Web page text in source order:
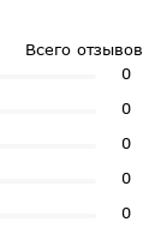
Всего отзывов
0
0
0
0
0